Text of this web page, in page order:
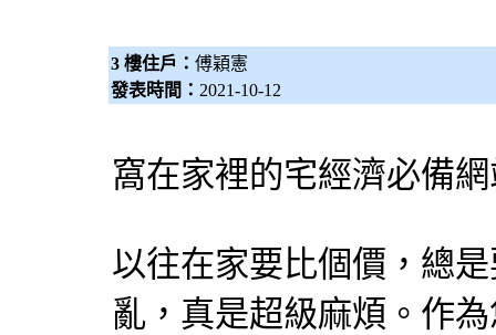
3 樓住戶： 傅穎憲
發表時間： 2021-10-12
窩在家裡的宅經濟必備
以往在家要比個價，總
亂，真是超級麻煩。作